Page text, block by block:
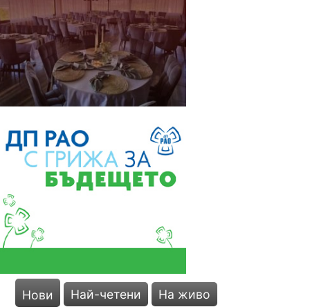
Нови Най-четени На живо
Откриха нова база за
изкупуване на метали
в Мездра /СНИМКИ/